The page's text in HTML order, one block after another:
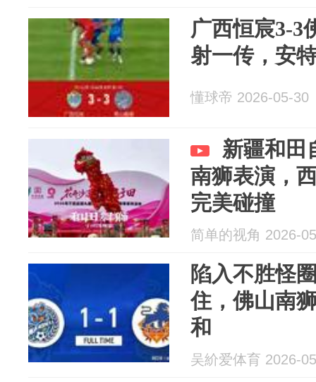
广西恒宸3-3
射一传，安
懂球帝 2026-05-30
新疆和田
南狮表演，
完美碰撞
简单的视角 2026-
陷入不胜怪
住，佛山南
和
吴紒爱体育 2026-